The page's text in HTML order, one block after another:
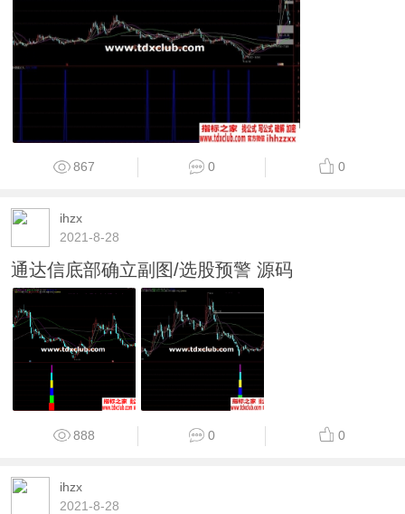
867 0 0
ihzx
2021-8-28
通达信底部确立副图/选股预警 源码
888 0 0
ihzx
2021-8-28